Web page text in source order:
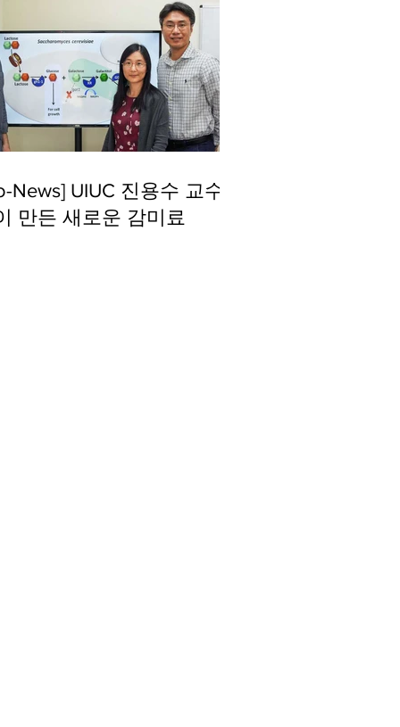
News] UIUC 진용수 교수
만든 새로운 감미료